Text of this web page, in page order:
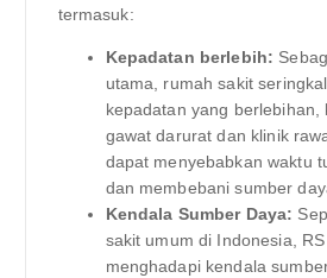
termasuk:
Kepadatan berlebih:
utama, rumah sakit
kepadatan yang berlebihan,
gawat darurat dan klinik
dapat menyebabkan waktu
dan membebani sumber
Kendala Sumber Daya:
sakit umum di Indonesia,
menghadapi kendala